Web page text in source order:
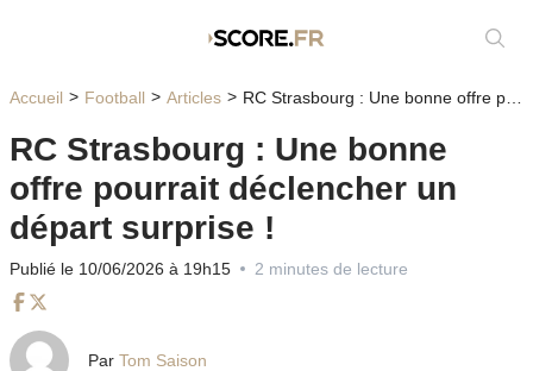
Accueil Football Articles RC Strasbourg : Une bonne offre pourrait déclencher un départ surprise !
RC Strasbourg : Une bonne
offre pourrait déclencher un
départ surprise !
Publié le 10/06/2026 à 19h15 2 minutes de lecture
Par Tom Saison